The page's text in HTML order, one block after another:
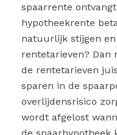
spaarrente
hypotheekrente
natuurlijk stijgen
rentetarieven? Dan
de rentetarieven
sparen in de
overlijdensrisico
wordt afgelost